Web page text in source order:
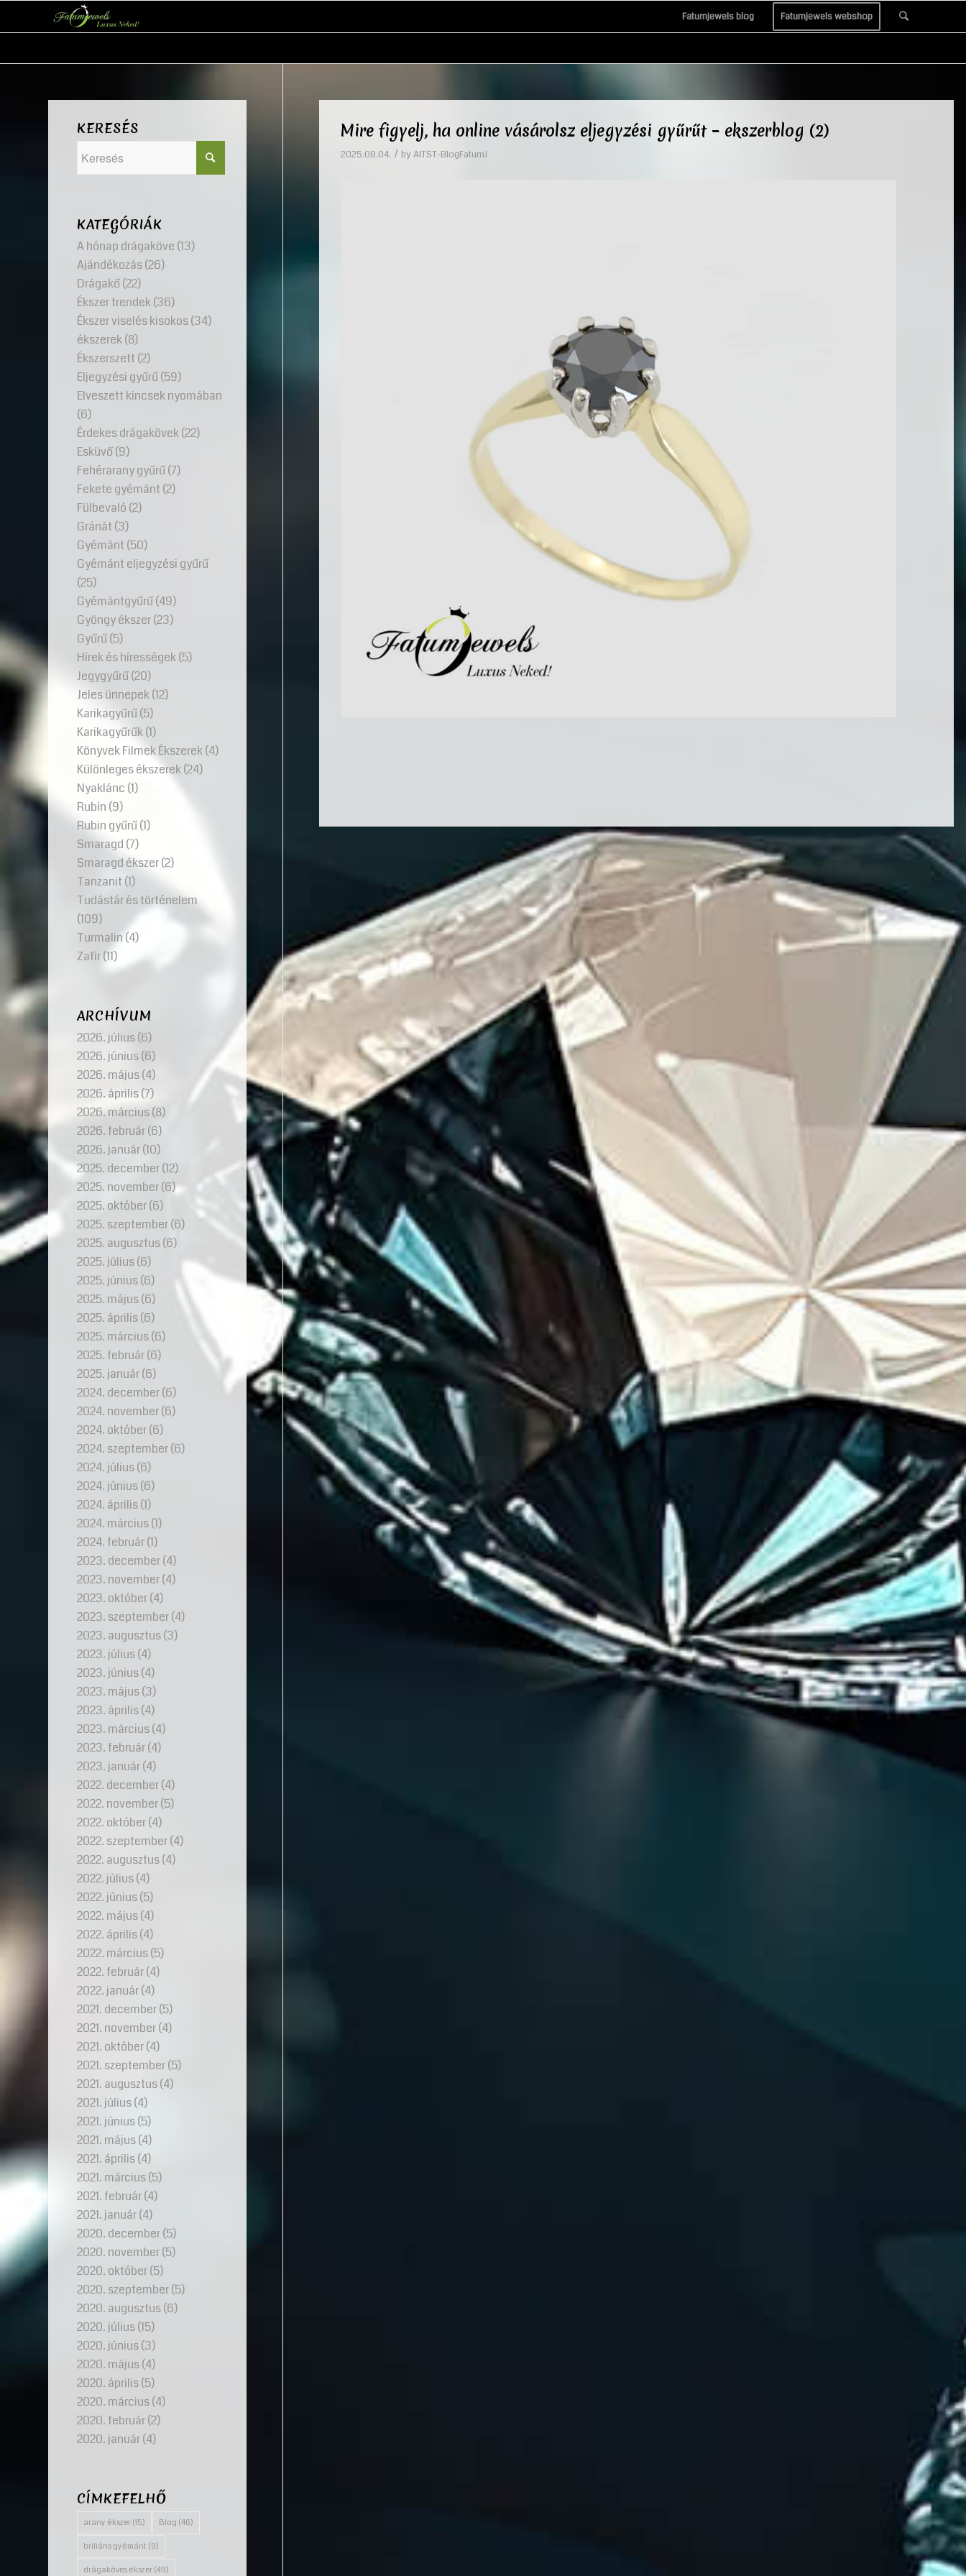
Fatumjewels blog Fatumjewels webshop
Mire figyelj, ha online vásárolsz eljegyzési gyűrűt – ekszerblog (2)
2025.08.04. / by AITST-BlogFatumJ
KERESÉS
KATEGÓRIÁK
A hónap drágaköve (13)
Ajándékozás(26)
Drágakő(22)
Ékszer trendek(36)
Ékszer viselés kisokos(34)
ékszerek(8)
Ékszerszett (2)
Eljegyzési gyűrű(59)
Elveszett kincsek nyomában
(6)
Érdekes drágakövek(22)
Esküvő(9)
Fehérarany gyűrű(7)
Fekete gyémánt (2)
Fülbevaló (2)
Gránát (3)
Gyémánt (50)
Gyémánt eljegyzési gyűrű
(25)
Gyémántgyűrű(49)
Gyöngy ékszer(23)
Gyűrű(5)
Hírek és hírességek(5)
Jegygyűrű(20)
Jeles ünnepek(12)
Karikagyűrű(5)
Karikagyűrűk(1)
Könyvek Filmek Ékszerek(4)
Különleges ékszerek(24)
Nyaklánc (1)
Rubin (9)
Rubin gyűrű(1)
Smaragd (7)
Smaragd ékszer(2)
Tanzanit (1)
Tudástár és történelem
(109)
Turmalin (4)
Zafír(11)
ARCHÍVUM
2026. július(6)
2026. június(6)
2026. május(4)
2026. április(7)
2026. március(8)
2026. február(6)
2026. január(10)
2025. december(12)
2025. november(6)
2025. október(6)
2025. szeptember(6)
2025. augusztus(6)
2025. július(6)
2025. június(6)
2025. május(6)
2025. április(6)
2025. március(6)
2025. február(6)
2025. január(6)
2024. december(6)
2024. november(6)
2024. október(6)
2024. szeptember(6)
2024. július(6)
2024. június(6)
2024. április(1)
2024. március(1)
2024. február(1)
2023. december(4)
2023. november(4)
2023. október(4)
2023. szeptember(4)
2023. augusztus(3)
2023. július(4)
2023. június(4)
2023. május(3)
2023. április(4)
2023. március(4)
2023. február(4)
2023. január(4)
2022. december(4)
2022. november(5)
2022. október(4)
2022. szeptember(4)
2022. augusztus(4)
2022. július(4)
2022. június(5)
2022. május(4)
2022. április(4)
2022. március(5)
2022. február(4)
2022. január(4)
2021. december(5)
2021. november(4)
2021. október(4)
2021. szeptember(5)
2021. augusztus(4)
2021. július(4)
2021. június(5)
2021. május(4)
2021. április(4)
2021. március(5)
2021. február(4)
2021. január(4)
2020. december(5)
2020. november(5)
2020. október(5)
2020. szeptember(5)
2020. augusztus(6)
2020. július(15)
2020. június(3)
2020. május(4)
2020. április(5)
2020. március(4)
2020. február(2)
2020. január(4)
CÍMKEFELHŐ
arany ékszer (15) Blog (46)
briliáns gyémánt (9)
drágaköves ékszer (49)